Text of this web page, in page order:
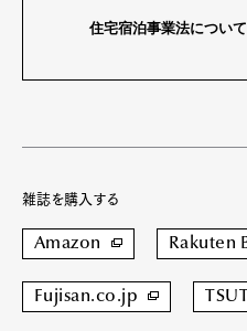
住宅宿泊事業法につい
雑誌を購入する
Amazon Rakuten
Fujisan.co.jp